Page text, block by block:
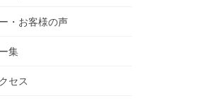
・お客様の声
集
セス